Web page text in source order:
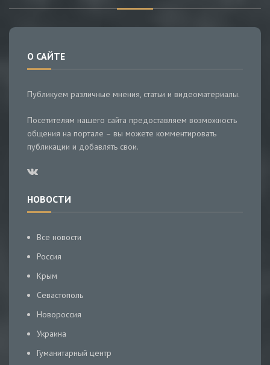
О САЙТЕ
Публикуем различные мнения, статьи и видеоматериалы.
Посетителям нашего сайта предоставляем возможность
общения на портале – вы можете комментировать
публикации и добавлять свои.
НОВОСТИ
Все новости
Россия
Крым
Севастополь
Новороссия
Украина
Гуманитарный центр